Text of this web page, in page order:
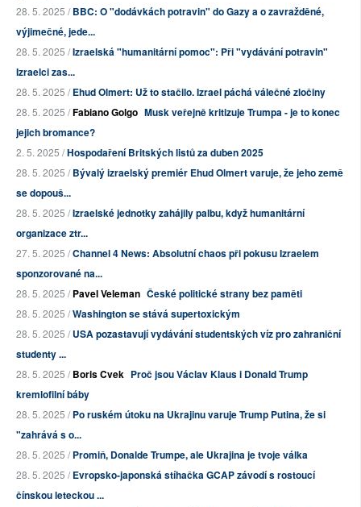
28. 5. 2025 /BBC: O "dodávkách potravin" do Gazy a o zavražděné,
výjimečné, jede...
28. 5. 2025 /Izraelská "humanitární pomoc": Při "vydávání potravin"
Izraelci zas...
28. 5. 2025 /Ehud Olmert: Už to stačilo. Izrael páchá válečné zločiny
28. 5. 2025 /Fabiano Golgo Musk veřejně kritizuje Trumpa - je to konec
jejich bromance?
2. 5. 2025 /Hospodaření Britských listů za duben 2025
28. 5. 2025 /Bývalý izraelský premiér Ehud Olmert varuje, že jeho země
se dopouš...
28. 5. 2025 /Izraelské jednotky zahájily palbu, když humanitární
organizace ztr...
27. 5. 2025 /Channel 4 News: Absolutní chaos při pokusu Izraelem
sponzorované na...
28. 5. 2025 /Pavel Veleman České politické strany bez paměti
28. 5. 2025 /Washington se stává supertoxickým
28. 5. 2025 /USA pozastavují vydávání studentských víz pro zahraniční
studenty ...
28. 5. 2025 /Boris Cvek Proč jsou Václav Klaus i Donald Trump
kremlofilní báby
28. 5. 2025 /Po ruském útoku na Ukrajinu varuje Trump Putina, že si
"zahrává s o...
28. 5. 2025 /Promiň, Donalde Trumpe, ale Ukrajina je tvoje válka
28. 5. 2025 /Evropsko-japonská stíhačka GCAP závodí s rostoucí
čínskou leteckou ...